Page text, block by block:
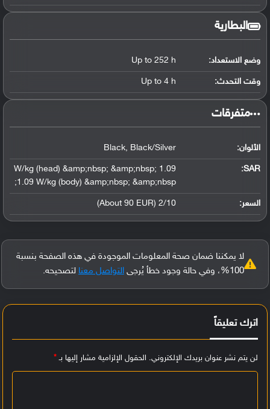
البطارية
وضع الاستعداد: Up to 252 h
وقت التحدث: Up to 4 h
‏متفرقات‏
الألوان: Black, Black/Silver
SAR
:
1.09 W/kg (head) &amp;nbsp; &amp;nbsp;
1.09 W/kg (body) &amp;nbsp; &amp;nbsp;
السعر: 2/10 (About 90 EUR)
لا يمكننا ضمان صحة المعلومات الموجودة في هذه الصفحة بنسبة
100%، وفي حالة وجود خطأ يُرجى
التواصل معنا لتصحيحه.
اترك تعليقاً
لن يتم نشر عنوان بريدك الإلكتروني. الحقول الإلزامية مشار إليها بـ*